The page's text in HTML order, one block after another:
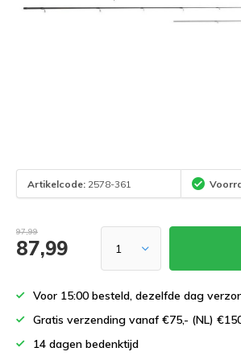
Artikelcode: 2578-361
97,99
87,99
Voor 15:00 besteld, dezelfde dag
Gratis verzending vanaf €75,- (NL)
14 dagen bedenktijd